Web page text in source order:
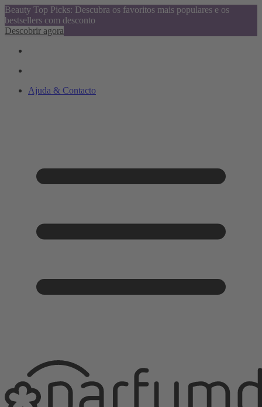
Beauty Top Picks: Descubra os favoritos mais populares e os
bestsellers com desconto
Descobrir agora
Ajuda & Contacto